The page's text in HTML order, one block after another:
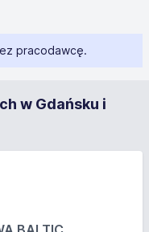
pracodawcę.
w Gdańsku i